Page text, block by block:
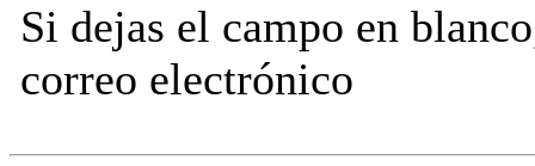
Si dejas el campo en
correo electrónico